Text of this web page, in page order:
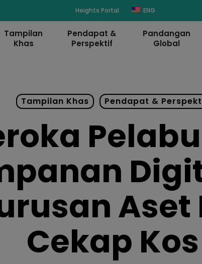
Heights Portal ENG
Tampilan
Khas
Pendapat &
Perspektif
Pandangan
Global
Tampilan Khas Pendapat &
Aset
Cekap Kos
modal-check